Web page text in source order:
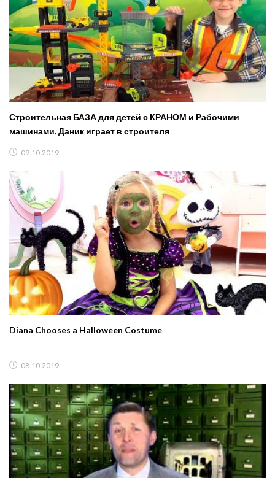
Строительная БАЗА для детей с КРАНОМ и Рабочими
машинами. Даник играет в строителя
09.10.2019
Diana Chooses a Halloween Costume
08.10.2019